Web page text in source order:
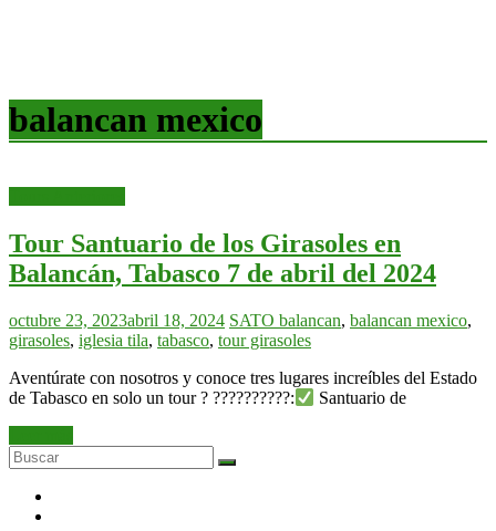
balancan mexico
Tour Santuario de los Girasoles en
Balancán, Tabasco 7 de abril del 2024
octubre 23, 2023abril 18, 2024 SATO balancan, balancan mexico,
girasoles, iglesia tila, tabasco, tour girasoles
Aventúrate con nosotros y conoce tres lugares increíbles del Estado
de Tabasco en solo un tour ? ??????????:
Santuario de